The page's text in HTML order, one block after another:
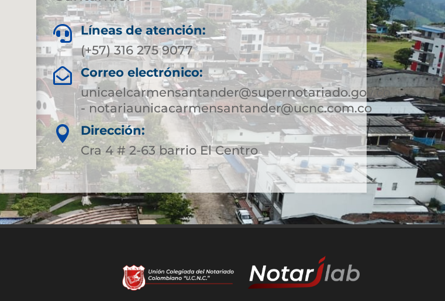
 Líneas de atención:
(+57) 316 275 9077
 Correo electrónico:
unicaelcarmensantander@supernotariado.gov.co
- notariaunicacarmensantander@ucnc.com.co

Dirección:
Cra 4 # 2-63 barrio El Centro